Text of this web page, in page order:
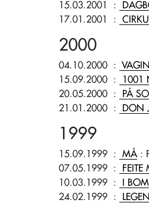
15.03.2001
:
17.01.2001
:
2000
04.10.2000 :
15.09.2000 : 1001
20.05.2000 : PÅ
21.01.2000 : DON
1999
15.09.1999 : MÅ :
07.05.1999 :
10.03.1999 : I
24.02.1999 :